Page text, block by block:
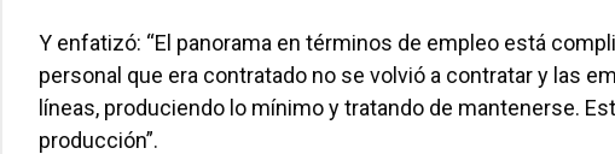
Y enfatizó: “El panorama en términos de empleo está
personal que era contratado no se volvió a contratar y las
líneas, produciendo lo mínimo y tratando de mantenerse.
producción”.